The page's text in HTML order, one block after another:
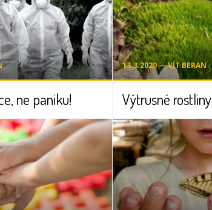
ne paniku!
13.3.2020 ― VÍT BERAN
Výtrusné rostliny